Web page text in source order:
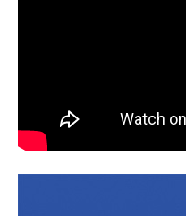
マーケ×ITの今がよく分かる